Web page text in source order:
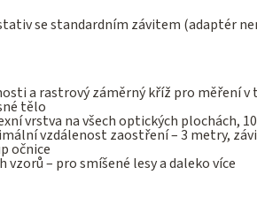
se standardním závitem (adaptér
a rastrový záměrný kříž pro měření v
tělo
vrstva na všech optických plochách,
vzdálenost zaostření – 3 metry,
očnice
vzorů – pro smíšené lesy a daleko více